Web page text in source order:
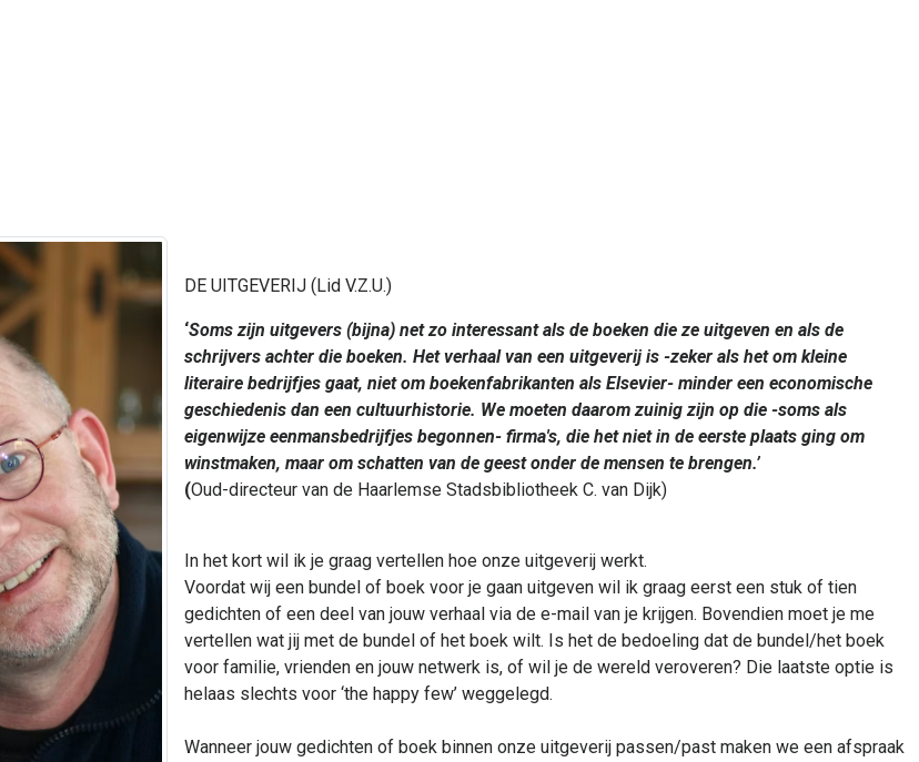
DE UITGEVERIJ (Lid V.Z.U.)
‘Soms zijn uitgevers (bijna) net zo interessant als de boeken die ze uitgeven en als de
schrijvers achter die boeken. Het verhaal van een uitgeverij is -zeker als het om kleine
literaire bedrijfjes gaat, niet om boekenfabrikanten als Elsevier- minder een economische
geschiedenis dan een cultuurhistorie. We moeten daarom zuinig zijn op die -soms als
eigenwijze eenmansbedrijfjes begonnen- firma's, die het niet in de eerste plaats ging om
winstmaken, maar om schatten van de geest onder de mensen te brengen.’
(Oud-directeur van de Haarlemse Stadsbibliotheek C. van Dijk)
In het kort wil ik je graag vertellen hoe onze uitgeverij werkt.
Voordat wij een bundel of boek voor je gaan uitgeven wil ik graag eerst een stuk of tien
gedichten of een deel van jouw verhaal via de e-mail van je krijgen. Bovendien moet je me
vertellen wat jij met de bundel of het boek wilt. Is het de bedoeling dat de bundel/het boek
voor familie, vrienden en jouw netwerk is, of wil je de wereld veroveren? Die laatste optie is
helaas slechts voor ‘the happy few’ weggelegd.
Wanneer jouw gedichten of boek binnen onze uitgeverij passen/past maken we een afspraak